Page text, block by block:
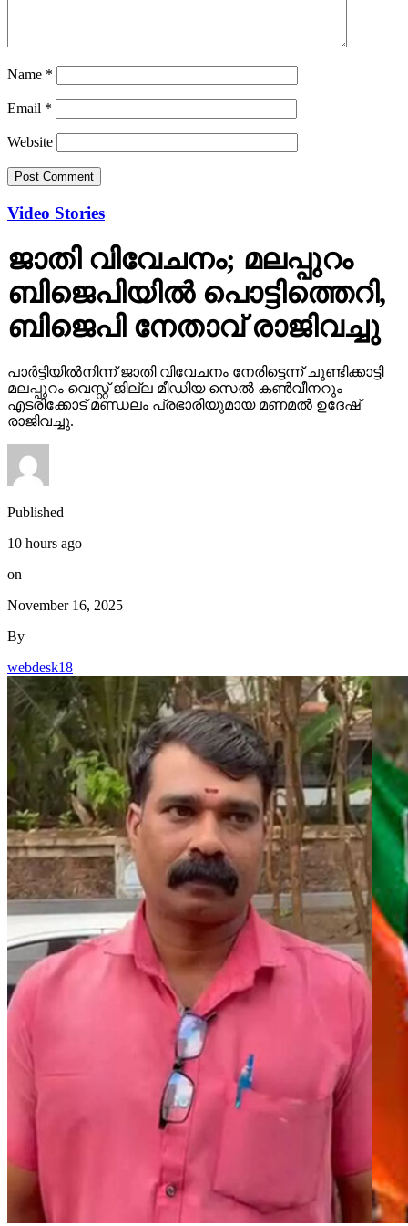
Name *
Email *
Website
Video Stories
ജാതി വിവേചനം; മലപ്പുറം
ബിജെപിയില്‍ പൊട്ടിത്തെറി,
ബിജെപി നേതാവ് രാജിവച്ചു
പാര്‍ട്ടിയില്‍നിന്ന് ജാതി വിവേചനം നേരിട്ടെന്ന് ചൂണ്ടിക്കാട്ടി
മലപ്പുറം വെസ്റ്റ് ജില്ല മീഡിയ സെല്‍ കണ്‍വീനറും
എടരിക്കോട് മണ്ഡലം പ്രഭാരിയുമായ മണമല്‍ ഉദേഷ്
രാജിവച്ചു.
Published
10 hours ago
on
November 16, 2025
By
webdesk18